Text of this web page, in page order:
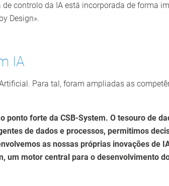
controlo da IA está incorporada de forma
Design».
IA
Para tal, foram ampliadas as
forte da CSB-System. O tesouro de
de dados e processos, permitimos
as nossas próprias inovações de
motor central para o desenvolvimento